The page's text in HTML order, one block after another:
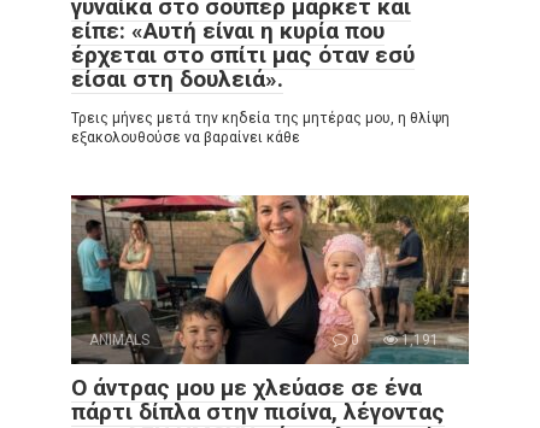
γυναίκα στο σούπερ μάρκετ και
είπε: «Αυτή είναι η κυρία που
έρχεται στο σπίτι μας όταν εσύ
είσαι στη δουλειά».
Τρεις μήνες μετά την κηδεία της μητέρας μου, η θλίψη
εξακολουθούσε να βαραίνει κάθε
ANIMALS 0 1,191
Ο άντρας μου με χλεύασε σε ένα
πάρτι δίπλα στην πισίνα, λέγοντας